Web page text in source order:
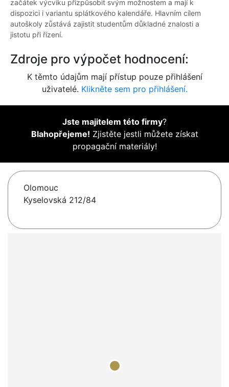
začátek výcviku přizpůsobit svým možnostem a mají k
dispozici i variantu splátkového kalendáře. Hlavním cílem
autoškoly zůstává zajistit studentům důkladné znalosti a
jistotu při řízení.
Zdroje pro výpočet hodnocení:
K těmto údajům mají přístup pouze přihlášení
uživatelé. Klikněte sem pro přihlášení.
Jste majitelem této firmy?
Blahopřejeme! Zjistěte jestli můžete získat
propagační materiály!
Olomouc
Kyselovská 212/84